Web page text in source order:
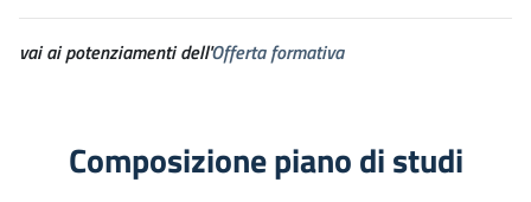
vai ai potenziamenti dell'Offerta formativa
Composizione piano di studi